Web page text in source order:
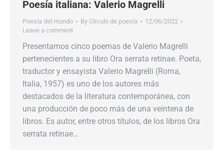
Poesía italiana: Valerio Magrelli
Poesía del mundo By Círculo de poesía
12/06/2022
Leave a comment
Presentamos cinco poemas de Valerio Magrelli
pertenecientes a su libro Ora serrata retinae. Poeta,
traductor y ensayista Valerio Magrelli (Roma,
Italia, 1957) es uno de los autores más
destacados de la literatura contemporánea, con
una producción de poco más de una veintena de
libros. Es autor, entre otros títulos, de los libros Ora
serrata retinae…